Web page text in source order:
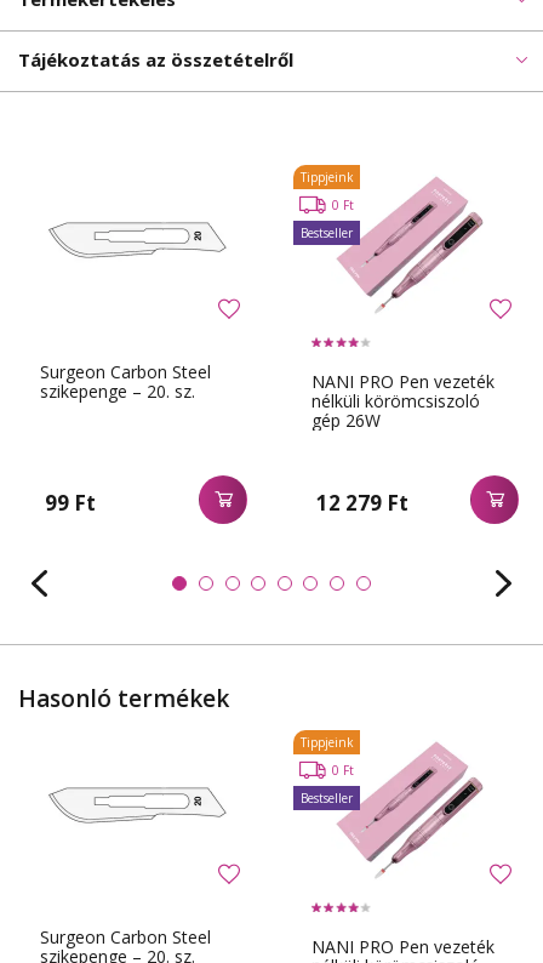
Tájékoztatás az összetételről
Surgeon Carbon Steel
szikepenge – 20. sz.
99 Ft
NANI PRO Pen vezeték
nélküli körömcsiszoló
gép 26W
12 279 Ft
Tippjeink
0 Ft
Bestseller
Hasonló termékek
Surgeon Carbon Steel
szikepenge – 20. sz.
NANI PRO Pen vezeték
Tippjeink
0 Ft
Bestseller